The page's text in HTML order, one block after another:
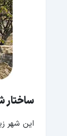
ساختار